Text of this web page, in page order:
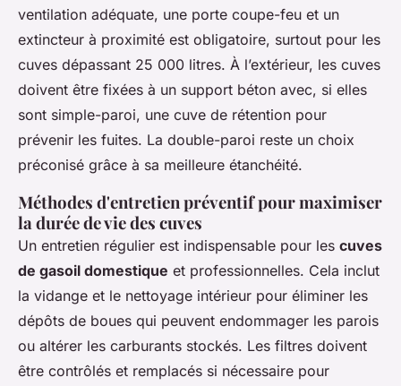
ventilation adéquate, une porte coupe-feu et un
extincteur à proximité est obligatoire, surtout pour les
cuves dépassant 25 000 litres. À l’extérieur, les cuves
doivent être fixées à un support béton avec, si elles
sont simple-paroi, une cuve de rétention pour
prévenir les fuites. La double-paroi reste un choix
préconisé grâce à sa meilleure étanchéité.
Méthodes d'entretien préventif pour maximiser
la durée de vie des cuves
Un entretien régulier est indispensable pour les cuves
de gasoil domestique et professionnelles. Cela inclut
la vidange et le nettoyage intérieur pour éliminer les
dépôts de boues qui peuvent endommager les parois
ou altérer les carburants stockés. Les filtres doivent
être contrôlés et remplacés si nécessaire pour